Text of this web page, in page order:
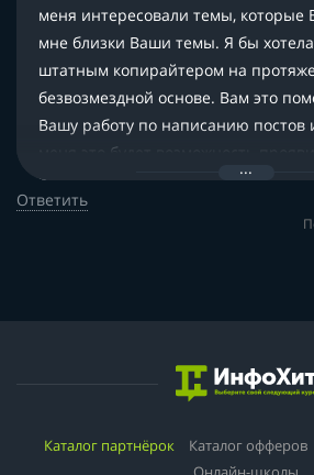
меня интересовали темы, которые
мне близки Ваши темы. Я бы хотела
штатным копирайтером на
безвозмездной основе. Вам это
Вашу работу по написанию постов
меня это будет возможность
Вам понравится моя работа —
Вашей команде.
Ответить
Каталог партнёрок Каталог офферов